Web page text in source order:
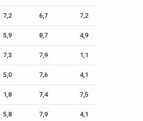
7,2 6,7 7,2
5,9 8,7 4,9
7,3 7,9 1,1
5,0 7,6 4,1
1,8 7,4 7,5
5,8 7,9 4,1